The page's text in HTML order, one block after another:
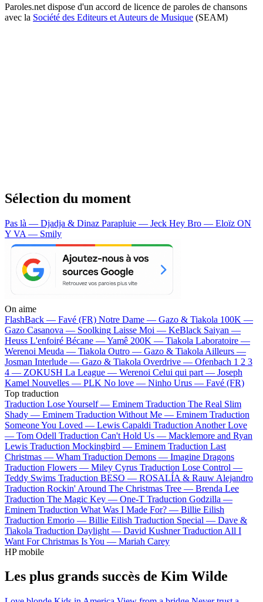
Paroles.net dispose d'un accord de licence de paroles de chansons
avec la Société des Editeurs et Auteurs de Musique (SEAM)
Sélection du moment
Pas là — Djadja & Dinaz Parapluie — Jeck Hey Bro — Eloïz ON
Y VA — Smily
On aime
FlashBack — Favé (FR) Notre Dame — Gazo & Tiakola 100K —
Gazo Casanova — Soolking Laisse Moi — KeBlack Saiyan —
Heuss L'enfoiré Bécane —Yamê 200K — Tiakola Laboratoire —
Werenoi Meuda — Tiakola Outro — Gazo & Tiakola Ailleurs —
Josman Interlude — Gazo & Tiakola Overdrive — Ofenbach 1 2 3
4 — ZOKUSH La League — Werenoi Celui qui part — Joseph
Kamel Nouvelles — PLK No love — Ninho Urus — Favé (FR)
Top traduction
Traduction Lose Yourself — Eminem Traduction The Real Slim
Shady — Eminem Traduction Without Me — Eminem Traduction
Someone You Loved — Lewis Capaldi Traduction Another Love
— Tom Odell Traduction Can't Hold Us — Macklemore and Ryan
Lewis Traduction Mockingbird — Eminem Traduction Last
Christmas — Wham Traduction Demons — Imagine Dragons
Traduction Flowers — Miley Cyrus Traduction Lose Control —
Teddy Swims Traduction BESO — ROSALÍA & Rauw Alejandro
Traduction Rockin' Around The Christmas Tree — Brenda Lee
Traduction The Magic Key — One-T Traduction Godzilla —
Eminem Traduction What Was I Made For? — Billie Eilish
Traduction Emorio — Billie Eilish Traduction Special — Dave &
Tiakola Traduction Daylight — David Kushner Traduction All I
Want For Christmas Is You — Mariah Carey
HP mobile
Les plus grands succès de Kim Wilde